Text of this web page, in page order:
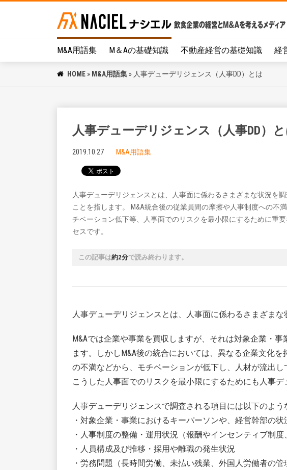
M&A用語集 M＆Aの基礎知識 不動産経営の基礎知識 経
HOME » M&A用語集 » 人事デューデリジェンス（人事DD）とは
人事デューデリジェンス（人事DD）
2019.10.27 M&A用語集
人事デューデリジェンスとは、人事面に係わるさまざまな状況を調
ことを指します。 M&A統合後の従業員間の摩擦や人事制度への不
チベーション低下等、人事面でのリスクを最小限にするために重要
セスです。
この記事は約2分で読み終わります。
人事デューデリジェンスとは、人事面に係わるさまざまな
M&Aでは企業や事業を買収しますが、それは対象企業・
ます。しかしM&A後の統合においては、異なる企業文化
の不満などから、モチベーションが低下し、人材が流出し
こうした人事面でのリスクを最小限にするためにも人事デ
人事デューデリジェンスで調査される項目には以下のよう
・対象企業・事業におけるキーパーソンや、経営幹部の状
・人事制度の整備・運用状況（報酬やインセンティブ制度
・人員構成及び推移・採用や離職の発生状況
・労務問題（長時間労働、未払い残業、外国人労働者の管